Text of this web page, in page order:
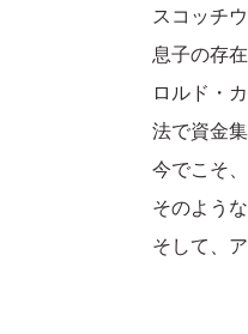
スコッチ
息子の存
ロルド・
法で資金
今でこそ
そのよう
そして、